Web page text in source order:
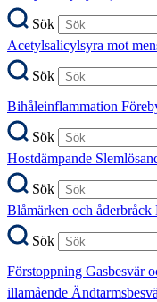
Sök
Acetylsalicylsyra mot
Sök
Bihåleinflammation
Sök
Hostdämpande
Sök
Blåmärken och åderbråck
Sök
Förstoppning Gasbesvär
illamående